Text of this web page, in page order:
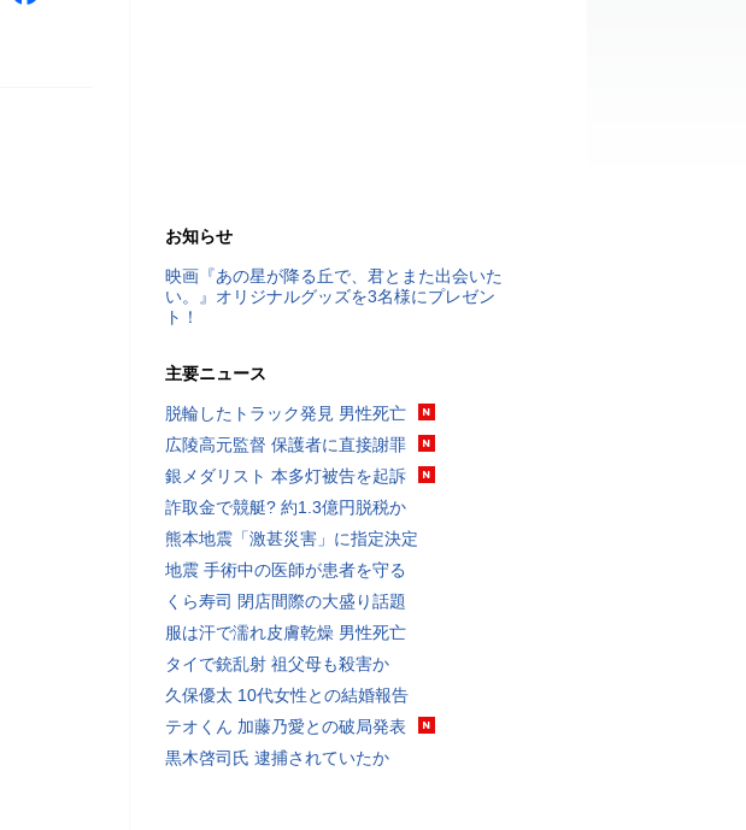
お知らせ
映画『あの星が降る丘で、君とまた出会いた
い。』オリジナルグッズを3名様にプレゼン
ト！
主要ニュース
脱輪したトラック発見 男性死亡
広陵高元監督 保護者に直接謝罪
銀メダリスト 本多灯被告を起訴
詐取金で競艇? 約1.3億円脱税か
熊本地震「激甚災害」に指定決定
地震 手術中の医師が患者を守る
くら寿司 閉店間際の大盛り話題
服は汗で濡れ皮膚乾燥 男性死亡
タイで銃乱射 祖父母も殺害か
久保優太 10代女性との結婚報告
テオくん 加藤乃愛との破局発表
黒木啓司氏 逮捕されていたか